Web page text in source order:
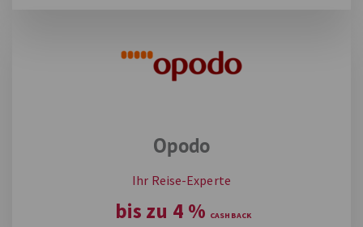
Opodo
Ihr Reise-Experte
bis zu 4 %